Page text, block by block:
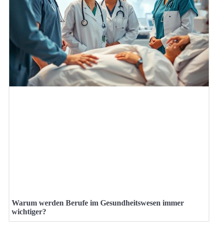
Warum werden Berufe im Gesundheitswesen immer
wichtiger?